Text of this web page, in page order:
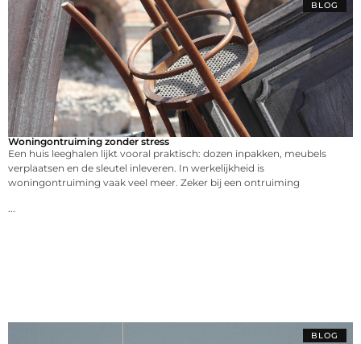
BLOG
Woningontruiming zonder stress
Een huis leeghalen lijkt vooral praktisch: dozen inpakken, meubels
verplaatsen en de sleutel inleveren. In werkelijkheid is
woningontruiming vaak veel meer. Zeker bij een ontruiming
...
BLOG